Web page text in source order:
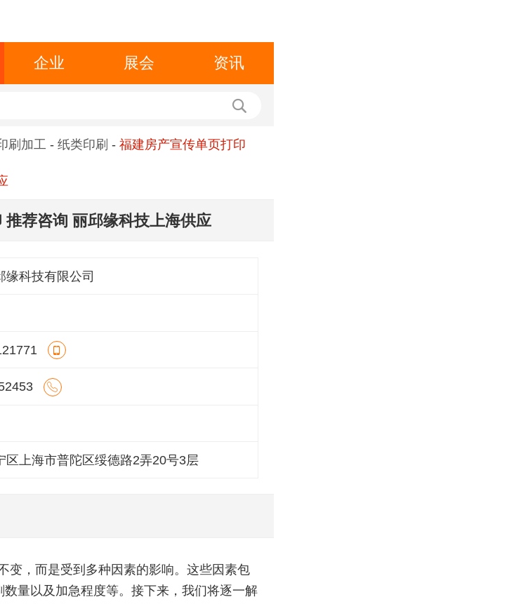
企业 展会 资讯
刷加工 - 纸类印刷 - 福建房产宣传单页打印
荐咨询 丽邱缘科技上海供应
缘科技有限公司
区上海市普陀区绥德路2弄20号3层
变，而是受到多种因素的影响。这些因素包
量以及加急程度等。接下来，我们将逐一解